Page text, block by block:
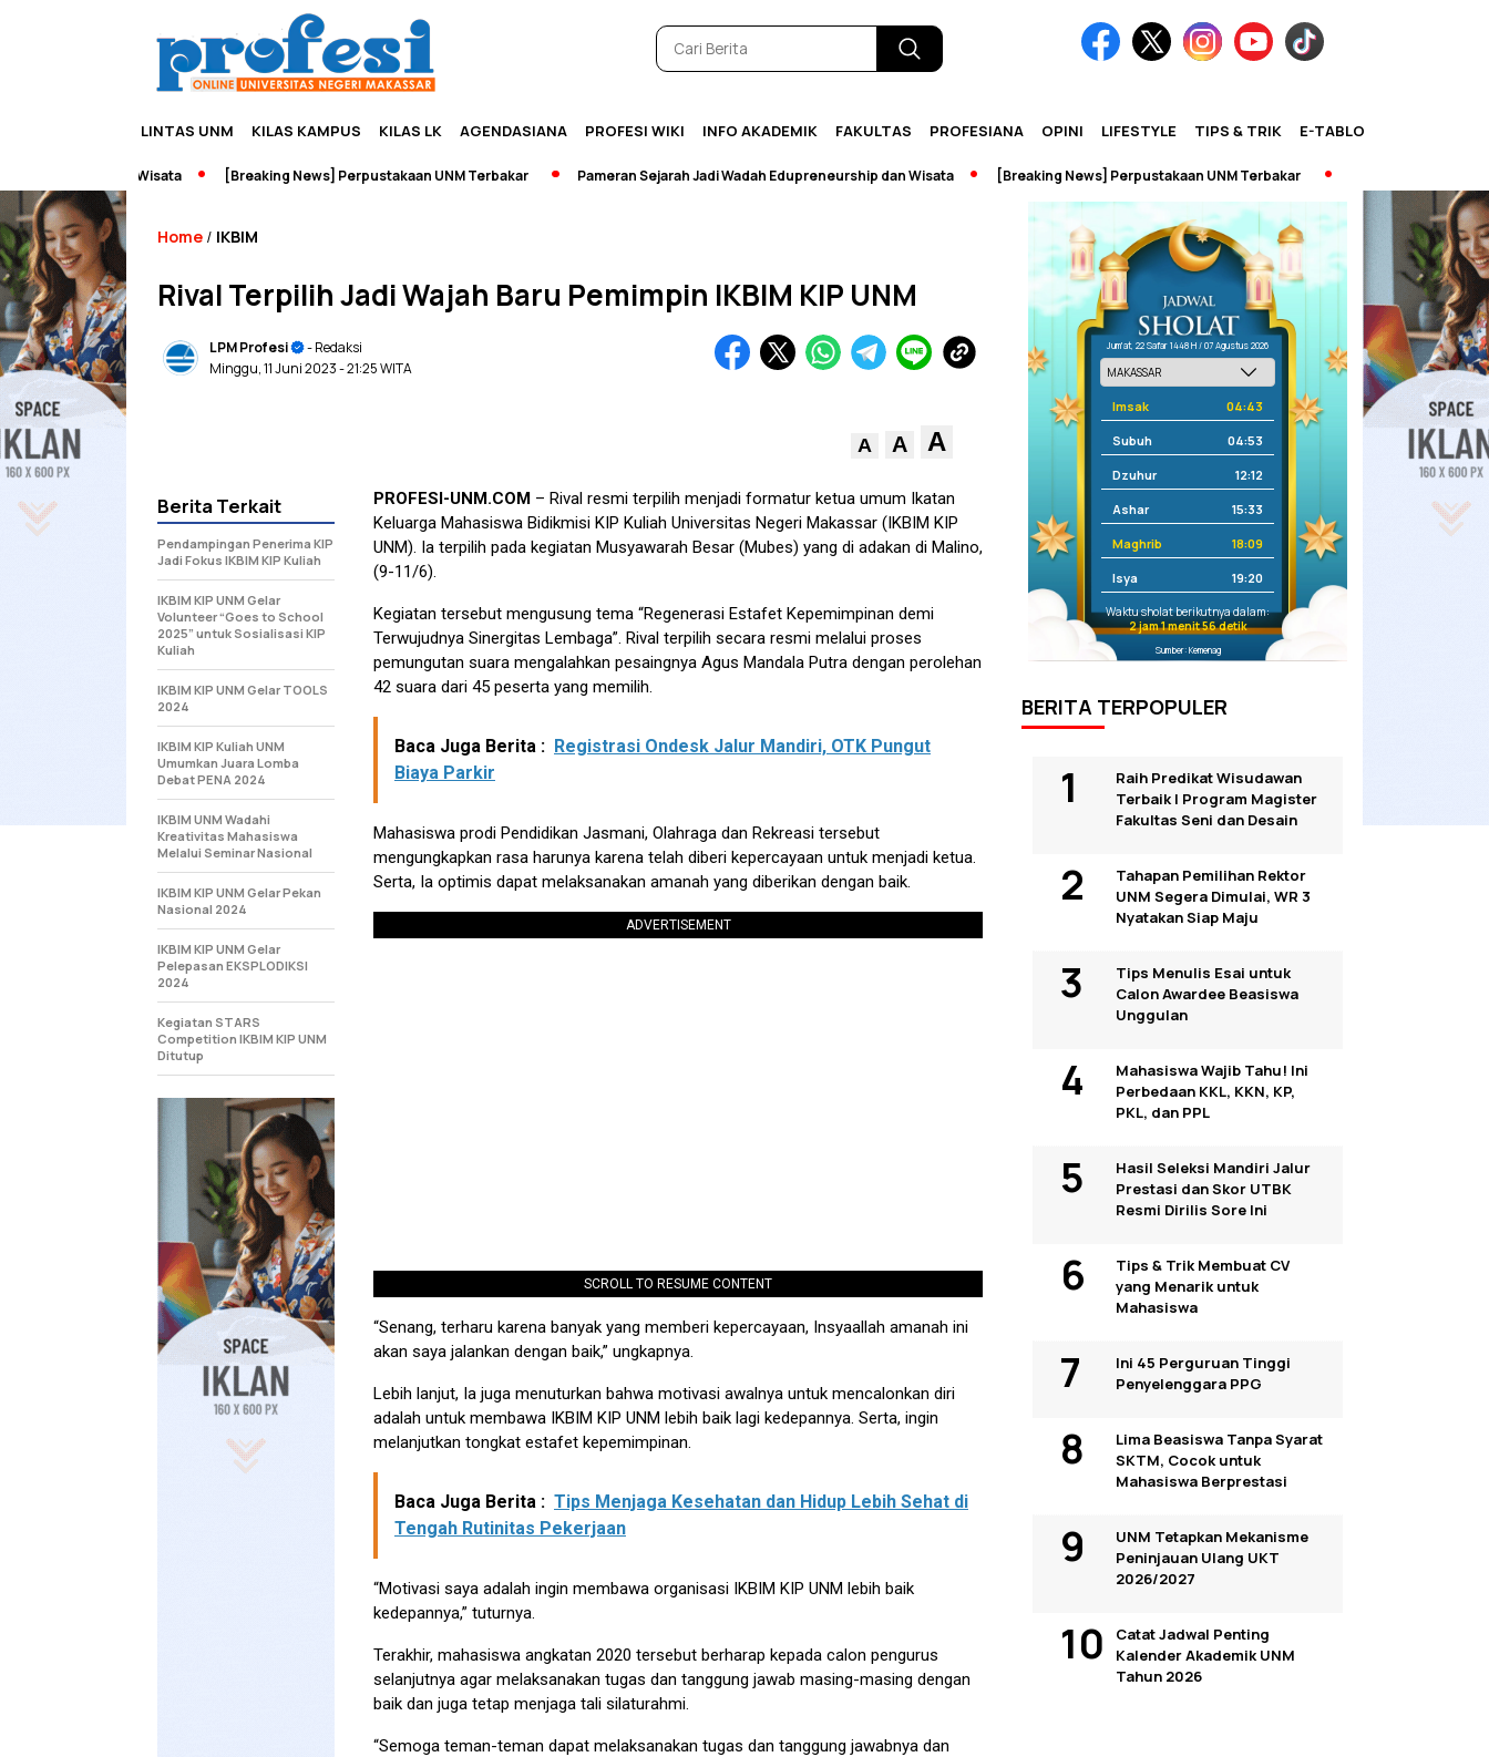
LINTAS UNM KILAS KAMPUS KILAS LK AGENDASIANA PROFESI WIKI INFO AKADEMIK FAKULTAS PROFESIANA OPINI LIFESTYLE TIPS & TRIK E-TABLOID
dan Wisata [Breaking News] Perpustakaan UNM Terbakar Pameran Sejarah Jadi Wadah Edupreneurship dan Wisata [Breaking News] Perpustakaan UNM Terbakar
Home / IKBIM
Rival Terpilih Jadi Wajah Baru Pemimpin IKBIM KIP UNM
LPM Profesi
- Redaksi
Minggu, 11 Juni 2023- 21:25 WITA
A A A
PROFESI-UNM.COM – Rival resmi terpilih menjadi formatur ketua umum Ikatan
Keluarga Mahasiswa Bidikmisi KIP Kuliah Universitas Negeri Makassar (IKBIM KIP
UNM). Ia terpilih pada kegiatan Musyawarah Besar (Mubes) yang di adakan di Malino,
(9-11/6).
Kegiatan tersebut mengusung tema “Regenerasi Estafet Kepemimpinan demi
Terwujudnya Sinergitas Lembaga”. Rival terpilih secara resmi melalui proses
pemungutan suara mengalahkan pesaingnya Agus Mandala Putra dengan perolehan
42 suara dari 45 peserta yang memilih.
Baca Juga Berita : Registrasi Ondesk Jalur Mandiri, OTK Pungut
Biaya Parkir
Mahasiswa prodi Pendidikan Jasmani, Olahraga dan Rekreasi tersebut
mengungkapkan rasa harunya karena telah diberi kepercayaan untuk menjadi ketua.
Serta, Ia optimis dapat melaksanakan amanah yang diberikan dengan baik.
ADVERTISEMENT
SCROLL TO RESUME CONTENT
“Senang, terharu karena banyak yang memberi kepercayaan, Insyaallah amanah ini
akan saya jalankan dengan baik,” ungkapnya.
Lebih lanjut, Ia juga menuturkan bahwa motivasi awalnya untuk mencalonkan diri
adalah untuk membawa IKBIM KIP UNM lebih baik lagi kedepannya. Serta, ingin
melanjutkan tongkat estafet kepemimpinan.
Baca Juga Berita : Tips Menjaga Kesehatan dan Hidup Lebih Sehat di
Tengah Rutinitas Pekerjaan
“Motivasi saya adalah ingin membawa organisasi IKBIM KIP UNM lebih baik
kedepannya,” tuturnya.
Terakhir, mahasiswa angkatan 2020 tersebut berharap kepada calon pengurus
selanjutnya agar melaksanakan tugas dan tanggung jawab masing-masing dengan
baik dan juga tetap menjaga tali silaturahmi.
“Semoga teman-teman dapat melaksanakan tugas dan tanggung jawabnya dan
Berita Terkait
Pendampingan Penerima KIP
Jadi Fokus IKBIM KIP Kuliah
IKBIM KIP UNM Gelar
Volunteer “Goes to School
2025” untuk Sosialisasi KIP
Kuliah
IKBIM KIP UNM Gelar TOOLS
2024
IKBIM KIP Kuliah UNM
Umumkan Juara Lomba
Debat PENA 2024
IKBIM UNM Wadahi
Kreativitas Mahasiswa
Melalui Seminar Nasional
IKBIM KIP UNM Gelar Pekan
Nasional 2024
IKBIM KIP UNM Gelar
Pelepasan EKSPLODIKSI
2024
Kegiatan STARS
Competition IKBIM KIP UNM
Ditutup
Jum'at, 22 Safar 1448 H / 07 Agustus 2026
Imsak 04:43
Subuh 04:53
Dzuhur 12:12
Ashar 15:33
Maghrib 18:09
Isya 19:20
Waktu sholat berikutnya dalam:
2 jam 1 menit 56 detik
Sumber: Kemenag
BERITA TERPOPULER
Raih Predikat Wisudawan
Terbaik I Program Magister
Fakultas Seni dan Desain
Tahapan Pemilihan Rektor
UNM Segera Dimulai, WR 3
Nyatakan Siap Maju
Tips Menulis Esai untuk
Calon Awardee Beasiswa
Unggulan
Mahasiswa Wajib Tahu! Ini
Perbedaan KKL, KKN, KP,
PKL, dan PPL
Hasil Seleksi Mandiri Jalur
Prestasi dan Skor UTBK
Resmi Dirilis Sore Ini
Tips & Trik Membuat CV
yang Menarik untuk
Mahasiswa
Ini 45 Perguruan Tinggi
Penyelenggara PPG
Lima Beasiswa Tanpa Syarat
SKTM, Cocok untuk
Mahasiswa Berprestasi
UNM Tetapkan Mekanisme
Peninjauan Ulang UKT
2026/2027
Catat Jadwal Penting
Kalender Akademik UNM
Tahun 2026